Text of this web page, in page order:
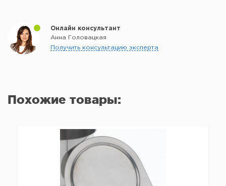
Онлайн консультант
Анна Головацкая
Получить консультацию эксперта
Похожие товары: